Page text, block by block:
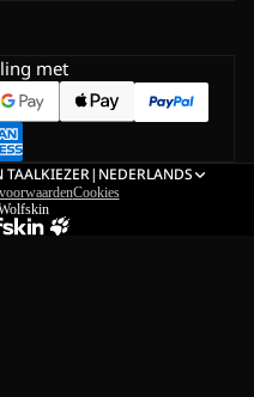
met
TAALKIEZER| NEDERLANDS
Cookies